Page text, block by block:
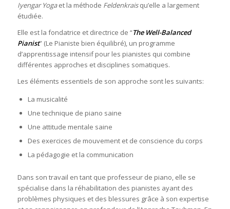
Iyengar Yogaet la méthode Feldenkraisqu’elle a largement
étudiée.
Elle est la fondatrice et directrice de “The Well-Balanced
Pianist” (Le Pianiste bien équilibré), un programme
d’apprentissage intensif pour les pianistes qui combine
différentes approches et disciplines somatiques.
Les éléments essentiels de son approche sont les suivants:
La musicalité
Une technique de piano saine
Une attitude mentale saine
Des exercices de mouvement et de conscience du corps
La pédagogie et la communication
Dans son travail en tant que professeur de piano, elle se
spécialise dans la réhabilitation des pianistes ayant des
problèmes physiques et des blessures grâce à son expertise